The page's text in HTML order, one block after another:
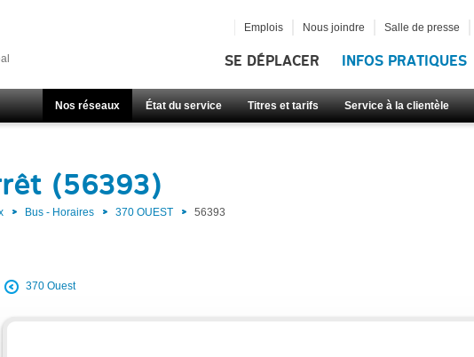
SE DÉPLACER INFOS PRATIQUES
Nos réseaux État du service Titres et tarifs Service à la clientèle
Emplois Nous joindre Salle de presse
(56393)
Bus - Horaires 370 OUEST 56393
370 Ouest